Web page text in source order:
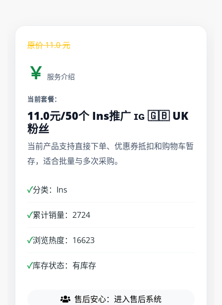
原价11.0元
￥ 服务介绍
当前套餐：
11.0元/50个 Ins推广 ɪɢ 🇬🇧 UK
粉丝
当前产品支持直接下单、优惠券抵扣和购物车暂
存，适合批量与多次采购。
✓分类：Ins
✓累计销量：2724
✓浏览热度：16623
✓库存状态：有库存
售后安心：进入售后系统